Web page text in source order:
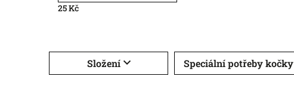
25Kč
Složení Speciální potřeby kočky